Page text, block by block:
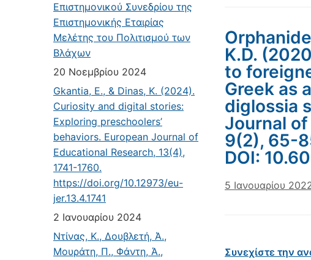
Επιστημονικού Συνεδρίου της
Επιστημονικής Εταιρίας
Μελέτης του Πολιτισμού των
Βλάχων
20 Νοεμβρίου 2024
Gkantia, E., & Dinas, K. (2024).
Curiosity and digital stories:
Exploring preschoolers’
behaviors. European Journal of
Educational Research, 13(4),
1741-1760.
https://doi.org/10.12973/eu-
jer.13.4.1741
2 Ιανουαρίου 2024
Ντίνας, Κ., Δουβλετή, Ά.,
Μουράτη, Π., Φάντη, Ά.,
K.D.
to
Greek as
diglossia
Journal
9(2), 65-
DOI:
5 Ιανουαρίου
Συνεχίστε την